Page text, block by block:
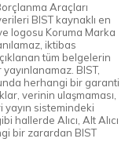
Araçları
BIST kaynaklı en
logosu Koruma Marka
iktibas
tüm belgelerin
BIST,
herhangi bir garanti
verinin ulaşmaması,
yayın sistemindeki
hallerde Alıcı, Alt Alıcı
bir zarardan BIST